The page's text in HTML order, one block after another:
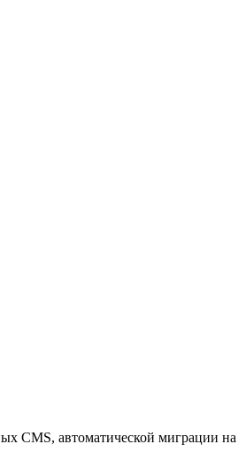
CMS, автоматической миграции на